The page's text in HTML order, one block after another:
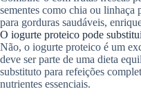
sementes como chia ou linhaça
para gorduras saudáveis,
O iogurte proteico pode
Não, o iogurte proteico é um
deve ser parte de uma dieta
substituto para refeições
nutrientes essenciais.